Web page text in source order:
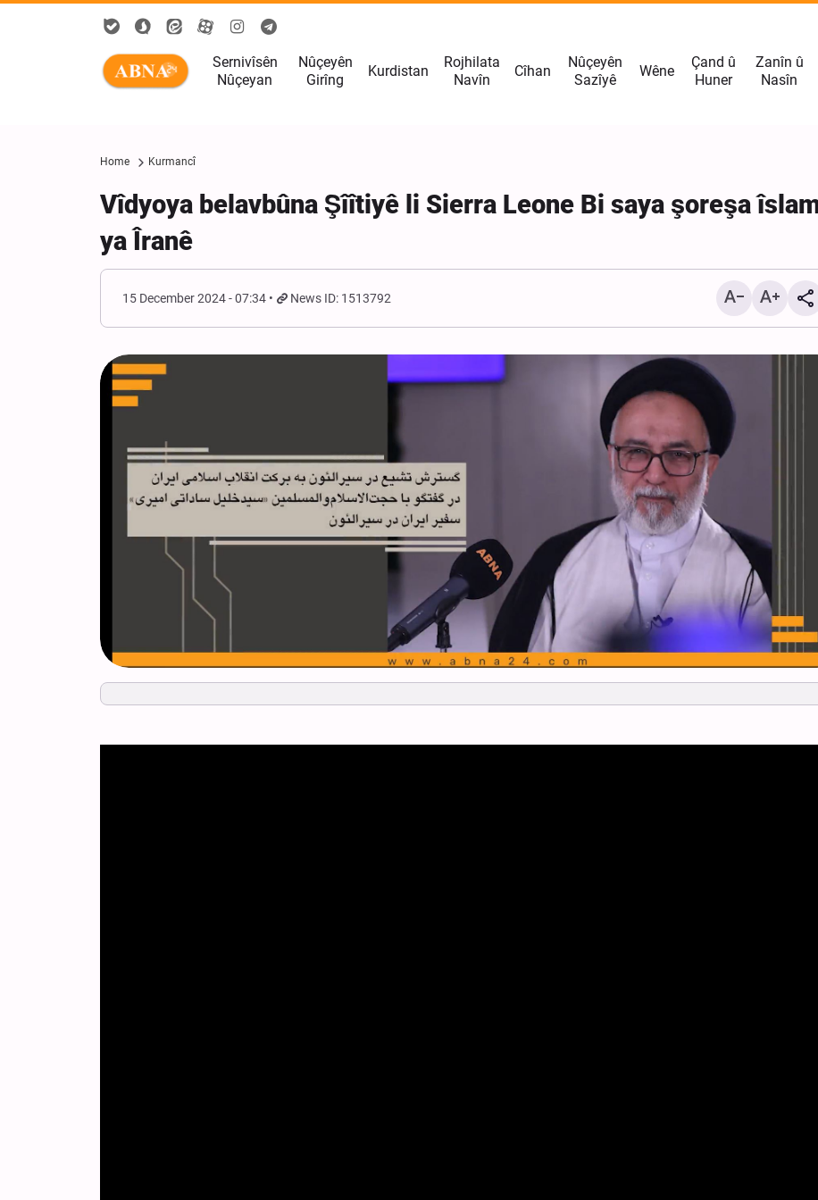
Sernivîsên
Nûçeyan
Nûçeyên
Girîng
Kurdistan
Rojhilata
Navîn
Cîhan
Nûçeyên
Sazîyê
Wêne
Çand û
Huner
Zanîn û
Nasîn
Home Kurmancî
Vîdyoya belavbûna Şîîtiyê li Sierra Leone Bi saya şoreşa
ya Îranê
15 December 2024 - 07:34 News ID: 1513792
Hukmê girtîgeha hetahetayî bo
endamekî rêxistina terorîst a
Bîranînên rêberê şehîd ji
lidarxistina yekemîn dersa giştî
Ibn-ul-Riza: Teknolojiya
ya Îranê, ji hemû sîstemên
îtxalkirî yên li herêmê
e.